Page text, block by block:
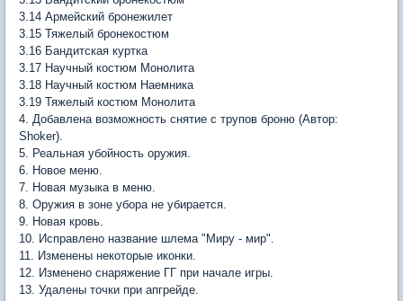
3.14 Армейский бронежилет
3.15 Тяжелый бронекостюм
3.16 Бандитская куртка
3.17 Научный костюм Монолита
3.18 Научный костюм Наемника
3.19 Тяжелый костюм Монолита
4. Добавлена возможность снятие с трупов броню (Автор:
Shoker).
5. Реальная убойность оружия.
6. Новое меню.
7. Новая музыка в меню.
8. Оружия в зоне убора не убирается.
9. Новая кровь.
10. Исправлено название шлема "Миру - мир".
11. Изменены некоторые иконки.
12. Изменено снаряжение ГГ при начале игры.
13. Удалены точки при апгрейде.